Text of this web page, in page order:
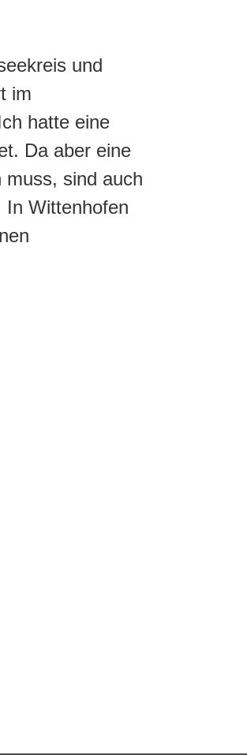
und
im
hatte eine
Da aber eine
muss, sind auch
In Wittenhofen